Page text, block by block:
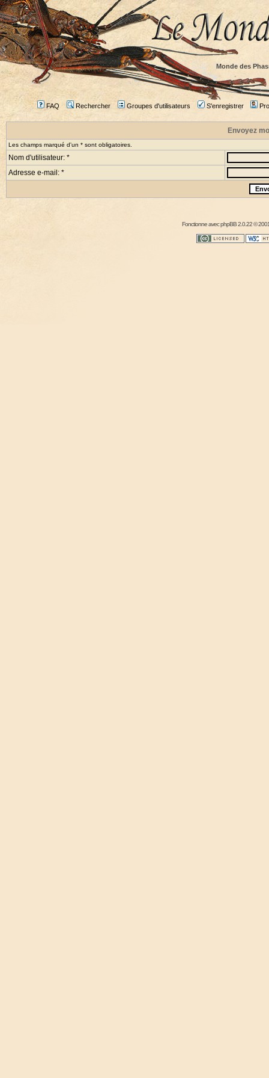
Monde des
FAQ Rechercher Groupes d'utilisateurs S'enregistrer
Envoyez
Les champs marqué d'un * sont obligatoires.
Nom d'utilisateur: *
Adresse e-mail: *
Fonctionne avecphpBB2.0.22 ©